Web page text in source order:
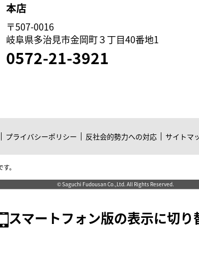
本店
〒507-0016
岐阜県多治見市金岡町３丁目40番地1
0572-21-3921
プライバシーポリシー 反社会的勢力への対応 サイトマ
。
© Saguchi Fudousan Co.,Ltd. All Rights Reserved.
スマートフォン版の表示に切り